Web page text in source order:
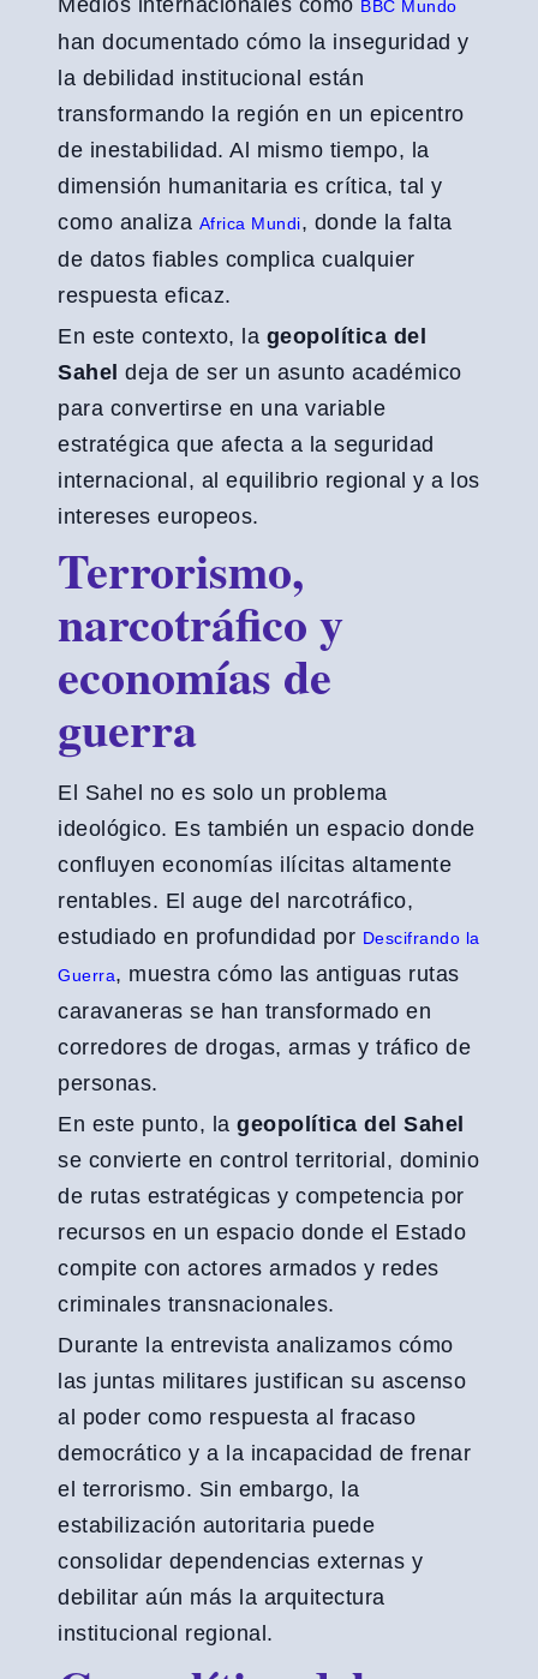
Medios internacionales como BBC Mundo
han documentado cómo la inseguridad y
la debilidad institucional están
transformando la región en un epicentro
de inestabilidad. Al mismo tiempo, la
dimensión humanitaria es crítica, tal y
como analiza Africa Mundi, donde la falta
de datos fiables complica cualquier
respuesta eficaz.
En este contexto, la geopolítica del
Sahel deja de ser un asunto académico
para convertirse en una variable
estratégica que afecta a la seguridad
internacional, al equilibrio regional y a los
intereses europeos.
Terrorismo,
narcotráfico y
economías de
guerra
El Sahel no es solo un problema
ideológico. Es también un espacio donde
confluyen economías ilícitas altamente
rentables. El auge del narcotráfico,
estudiado en profundidad por Descifrando la
Guerra, muestra cómo las antiguas rutas
caravaneras se han transformado en
corredores de drogas, armas y tráfico de
personas.
En este punto, la geopolítica del Sahel
se convierte en control territorial, dominio
de rutas estratégicas y competencia por
recursos en un espacio donde el Estado
compite con actores armados y redes
criminales transnacionales.
Durante la entrevista analizamos cómo
las juntas militares justifican su ascenso
al poder como respuesta al fracaso
democrático y a la incapacidad de frenar
el terrorismo. Sin embargo, la
estabilización autoritaria puede
consolidar dependencias externas y
debilitar aún más la arquitectura
institucional regional.